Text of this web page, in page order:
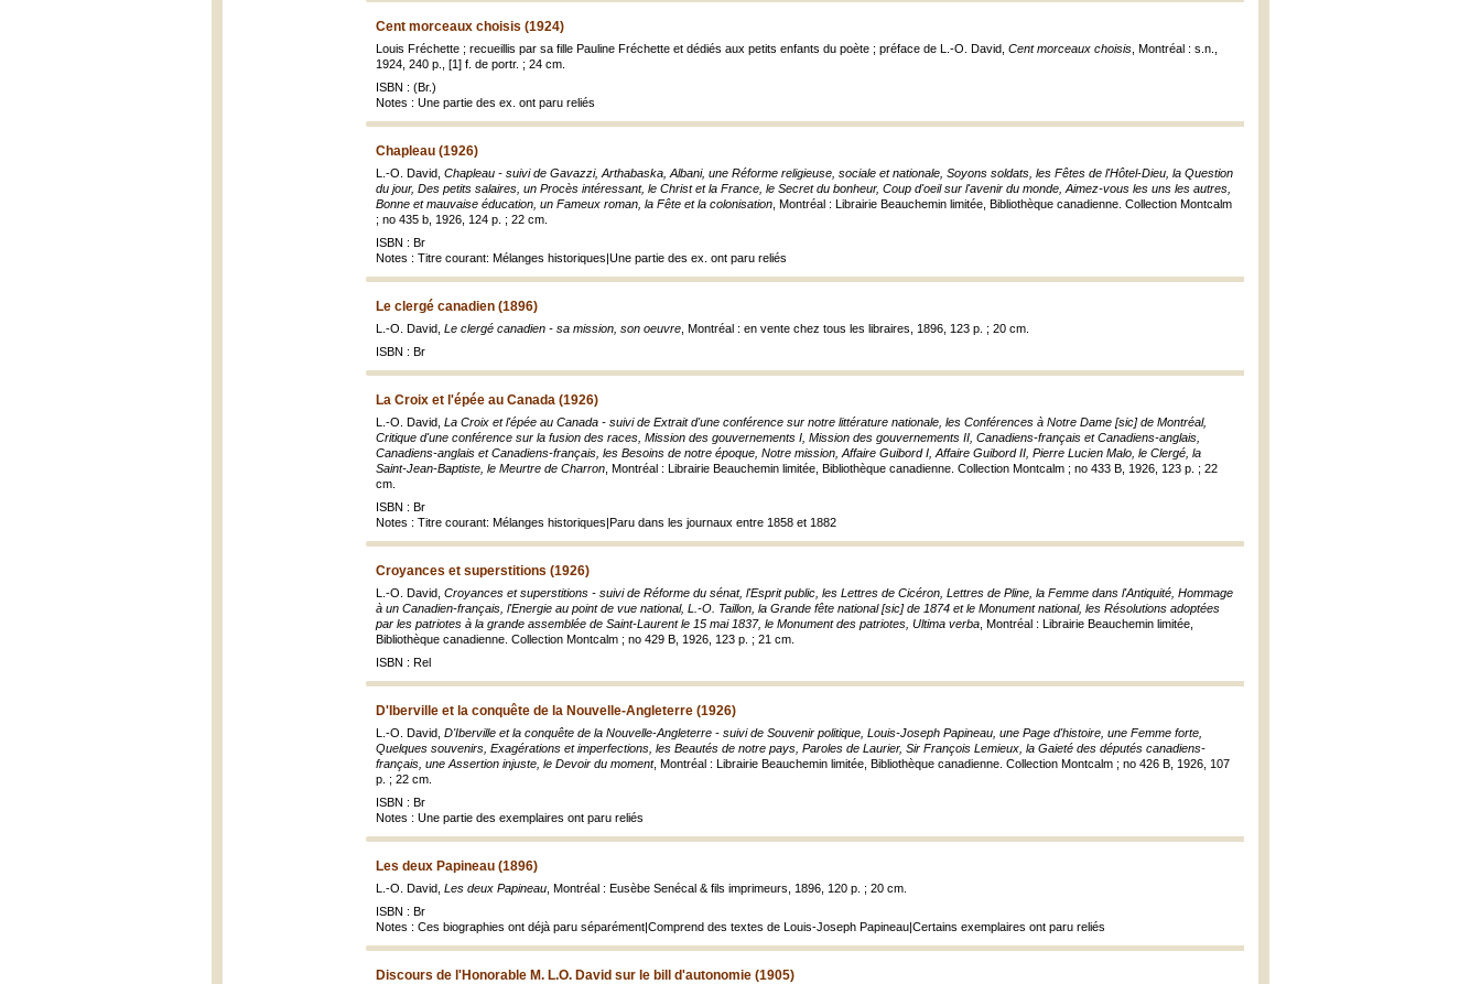
Cent morceaux choisis (1924)
Louis Fréchette ; recueillis par sa fille Pauline Fréchette et dédiés aux petits enfants du poète ; préface de L.-O. David, Cent morceaux choisis , Montréal : s.n.,
1924, 240 p., [1] f. de portr. ; 24 cm.
ISBN : (Br.)
Notes : Une partie des ex. ont paru reliés
Chapleau (1926)
L.-O. David, Chapleau - suivi de Gavazzi, Arthabaska, Albani, une Réforme religieuse, sociale et nationale, Soyons soldats, les Fêtes de l'Hôtel-Dieu, la Question
du jour, Des petits salaires, un Procès intéressant, le Christ et la France, le Secret du bonheur, Coup d'oeil sur l'avenir du monde, Aimez-vous les uns les autres,
Bonne et mauvaise éducation, un Fameux roman, la Fête et la colonisation , Montréal : Librairie Beauchemin limitée, Bibliothèque canadienne. Collection Montcalm
; no 435 b, 1926, 124 p. ; 22 cm.
ISBN : Br
Notes : Titre courant: Mélanges historiques|Une partie des ex. ont paru reliés
Le clergé canadien (1896)
L.-O. David, Le clergé canadien - sa mission, son oeuvre , Montréal : en vente chez tous les libraires, 1896, 123 p. ; 20 cm.
ISBN : Br
La Croix et l'épée au Canada (1926)
L.-O. David, La Croix et l'épée au Canada - suivi de Extrait d'une conférence sur notre littérature nationale, les Conférences à Notre Dame [sic] de Montréal,
Critique d'une conférence sur la fusion des races, Mission des gouvernements I, Mission des gouvernements II, Canadiens-français et Canadiens-anglais,
Canadiens-anglais et Canadiens-français, les Besoins de notre époque, Notre mission, Affaire Guibord I, Affaire Guibord II, Pierre Lucien Malo, le Clergé, la
Saint-Jean-Baptiste, le Meurtre de Charron , Montréal : Librairie Beauchemin limitée, Bibliothèque canadienne. Collection Montcalm ; no 433 B, 1926, 123 p. ; 22
cm.
ISBN : Br
Notes : Titre courant: Mélanges historiques|Paru dans les journaux entre 1858 et 1882
Croyances et superstitions (1926)
L.-O. David, Croyances et superstitions - suivi de Réforme du sénat, l'Esprit public, les Lettres de Cicéron, Lettres de Pline, la Femme dans l'Antiquité, Hommage
à un Canadien-français, l'Energie au point de vue national, L.-O. Taillon, la Grande fête national [sic] de 1874 et le Monument national, les Résolutions adoptées
par les patriotes à la grande assemblée de Saint-Laurent le 15 mai 1837, le Monument des patriotes, Ultima verba , Montréal : Librairie Beauchemin limitée,
Bibliothèque canadienne. Collection Montcalm ; no 429 B, 1926, 123 p. ; 21 cm.
ISBN : Rel
D'Iberville et la conquête de la Nouvelle-Angleterre (1926)
L.-O. David, D'Iberville et la conquête de la Nouvelle-Angleterre - suivi de Souvenir politique, Louis-Joseph Papineau, une Page d'histoire, une Femme forte,
Quelques souvenirs, Exagérations et imperfections, les Beautés de notre pays, Paroles de Laurier, Sir François Lemieux, la Gaieté des députés canadiens-
français, une Assertion injuste, le Devoir du moment, Montréal : Librairie Beauchemin limitée, Bibliothèque canadienne. Collection Montcalm ; no 426 B, 1926, 107
p. ; 22 cm.
ISBN : Br
Notes : Une partie des exemplaires ont paru reliés
Les deux Papineau (1896)
L.-O. David, Les deux Papineau , Montréal : Eusèbe Senécal & fils imprimeurs, 1896, 120 p. ; 20 cm.
ISBN : Br
Notes : Ces biographies ont déjà paru séparément|Comprend des textes de Louis-Joseph Papineau|Certains exemplaires ont paru reliés
Discours de l'Honorable M. L.O. David sur le bill d'autonomie (1905)